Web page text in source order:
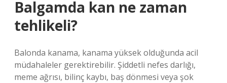
Balgamda kan ne zaman
tehlikeli?
Balonda kanama, kanama yüksek olduğunda acil
müdahaleler gerektirebilir. Şiddetli nefes darlığı,
meme ağrısı, bilinç kaybı, baş dönmesi veya şok